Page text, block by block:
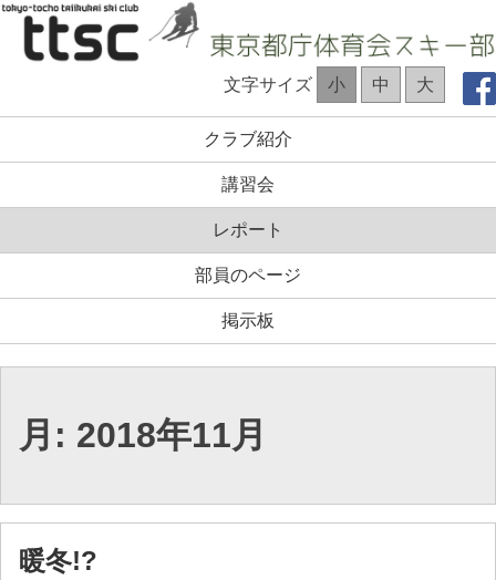
コ
ツ
プ
文字サイズ 小 中 大
クラブ紹介
講習会
レポート
部員のページ
掲示板
月: 2018年11月
暖冬!?